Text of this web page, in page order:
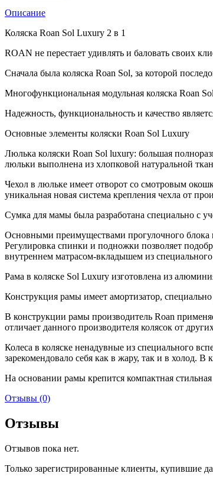
Описание
Коляска Roan Sol Luxury 2 в 1
ROAN не перестает удивлять и баловать своих
Сначала была коляска Roan Sol, за которой
Многофункциональная модульная коляска Roan
Надежность, функциональность и качество
Основные элементы коляски Roan Sol Luxury
Люлька коляски Roan Sol luxury: большая
люльки выполнена из хлопковой натуральной
Чехол в люльке имеет отворот со смотровым
уникальная новая система крепления чехла от
Сумка для мамы была разработана специально с
Основными преимуществами прогулочного блока
Регулировка спинки и подножки позволяет
внутреннем матрасом-вкладышем из
Рама в коляске Sol Luxury изготовлена из
Конструкция рамы имеет амортизатор,
В конструкции рамы производитель Roan
отличает данного производителя колясок от
Колеса в коляске ненадувные из специального
зарекомендовало себя как в жару, так и в холод.
На основании рамы крепится компактная
Отзывы (0)
Отзывы
Отзывов пока нет.
Только зарегистрированные клиенты, купившие